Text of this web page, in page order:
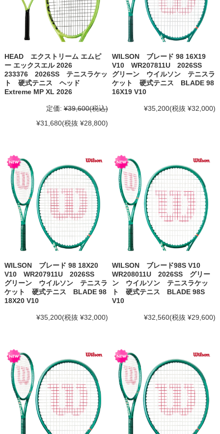
HEAD エクストリーム エムピ
ー エックスエル 2026
233376 2026SS テニスラケッ
ト 硬式テニス ヘッド
Extreme MP XL 2026
定価: ¥39,600(税込)
¥31,680(税抜 ¥28,800)
WILSON ブレード 98 16X19
V10 WR207811U 2026SS
グリーン ウイルソン テニスラ
ケット 硬式テニス BLADE 98
16X19 V10
¥35,200(税抜 ¥32,000)
WILSON ブレード 98 18X20
V10 WR207911U 2026SS
グリーン ウイルソン テニスラ
ケット 硬式テニス BLADE 98
18X20 V10
¥35,200(税抜 ¥32,000)
WILSON ブレード98S V10
WR208011U 2026SS グリー
ン ウイルソン テニスラケッ
ト 硬式テニス BLADE 98S
V10
¥32,560(税抜 ¥29,600)